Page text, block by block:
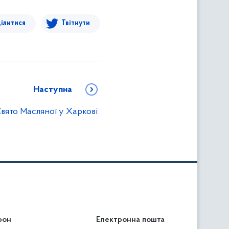
Твітнути
Наступна
Масляної у Харкові
Електронна пошта